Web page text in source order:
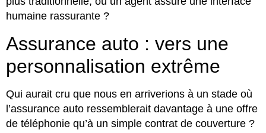
humaine rassurante ?
Assurance auto : vers une
personnalisation extrême
Qui aurait cru que nous en arriverions à un stade où
l’assurance auto ressemblerait davantage à une offre
de téléphonie qu’à un simple contrat de couverture ?